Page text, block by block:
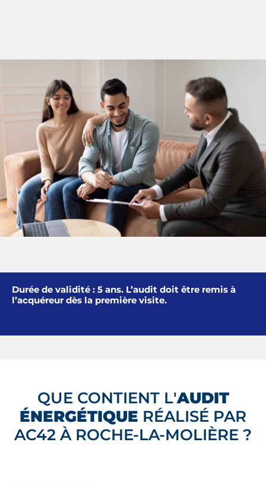
Durée de validité : 5 ans. L’audit doit être remis à
l’acquéreur dès la première visite.
QUE CONTIENT L'AUDIT
ÉNERGÉTIQUE RÉALISÉ PAR
AC42 À ROCHE-LA-MOLIÈRE ?